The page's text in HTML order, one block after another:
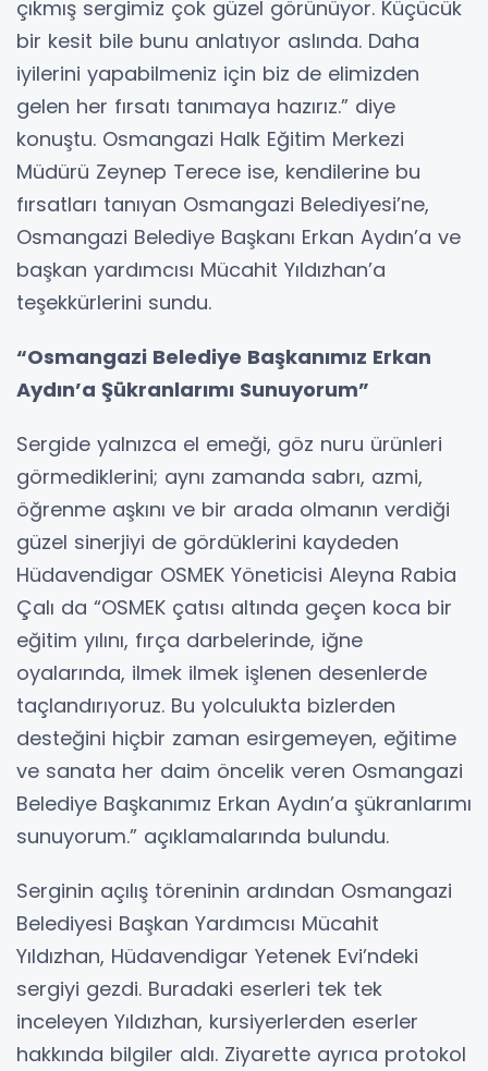
çıkmış sergimiz çok güzel görünüyor. Küçücük
bir kesit bile bunu anlatıyor aslında. Daha
iyilerini yapabilmeniz için biz de elimizden
gelen her fırsatı tanımaya hazırız.” diye
konuştu. Osmangazi Halk Eğitim Merkezi
Müdürü Zeynep Terece ise, kendilerine bu
fırsatları tanıyan Osmangazi Belediyesi’ne,
Osmangazi Belediye Başkanı Erkan Aydın’a ve
başkan yardımcısı Mücahit Yıldızhan’a
teşekkürlerini sundu.
“Osmangazi Belediye Başkanımız Erkan
Aydın’a Şükranlarımı Sunuyorum”
Sergide yalnızca el emeği, göz nuru ürünleri
görmediklerini; aynı zamanda sabrı, azmi,
öğrenme aşkını ve bir arada olmanın verdiği
güzel sinerjiyi de gördüklerini kaydeden
Hüdavendigar OSMEK Yöneticisi Aleyna Rabia
Çalı da “OSMEK çatısı altında geçen koca bir
eğitim yılını, fırça darbelerinde, iğne
oyalarında, ilmek ilmek işlenen desenlerde
taçlandırıyoruz. Bu yolculukta bizlerden
desteğini hiçbir zaman esirgemeyen, eğitime
ve sanata her daim öncelik veren Osmangazi
Belediye Başkanımız Erkan Aydın’a şükranlarımı
sunuyorum.” açıklamalarında bulundu.
Serginin açılış töreninin ardından Osmangazi
Belediyesi Başkan Yardımcısı Mücahit
Yıldızhan, Hüdavendigar Yetenek Evi’ndeki
sergiyi gezdi. Buradaki eserleri tek tek
inceleyen Yıldızhan, kursiyerlerden eserler
hakkında bilgiler aldı. Ziyarette ayrıca protokol